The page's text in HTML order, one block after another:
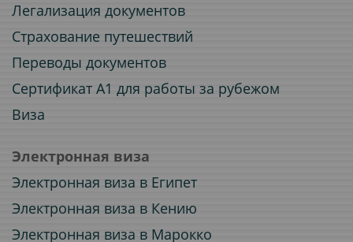
Легализация документов
Страхование путешествий
Переводы документов
Сертификат A1 для работы за рубежом
Виза
Электронная виза
Электронная виза в Египет
Электронная виза в Кению
Электронная виза в Марокко